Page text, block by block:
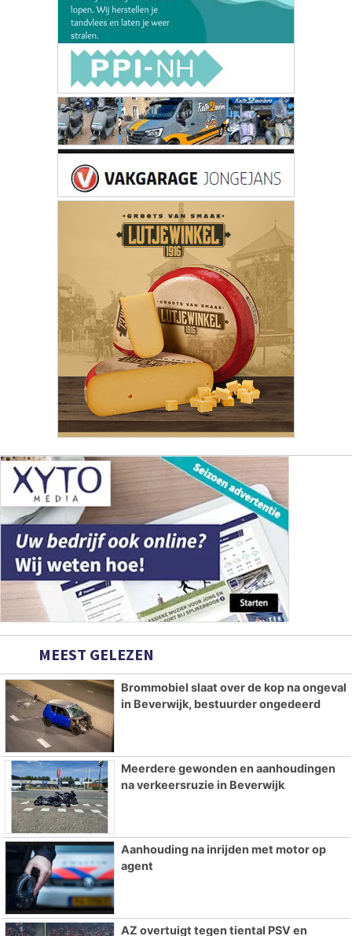
MEEST GELEZEN
Brommobiel slaat over de kop na ongeval
in Beverwijk, bestuurder ongedeerd
Meerdere gewonden en aanhoudingen
na verkeersruzie in Beverwijk
Aanhouding na inrijden met motor op
agent
AZ overtuigt tegen tiental PSV en